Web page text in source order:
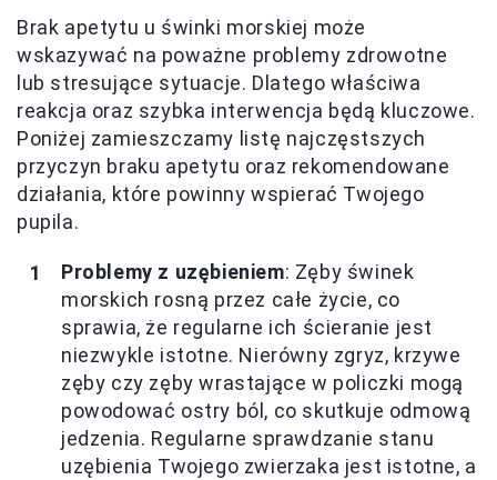
Brak apetytu u świnki morskiej może
wskazywać na poważne problemy zdrowotne
lub stresujące sytuacje. Dlatego właściwa
reakcja oraz szybka interwencja będą kluczowe.
Poniżej zamieszczamy listę najczęstszych
przyczyn braku apetytu oraz rekomendowane
działania, które powinny wspierać Twojego
pupila.
Problemy z uzębieniem: Zęby świnek
morskich rosną przez całe życie, co
sprawia, że regularne ich ścieranie jest
niezwykle istotne. Nierówny zgryz, krzywe
zęby czy zęby wrastające w policzki mogą
powodować ostry ból, co skutkuje odmową
jedzenia. Regularne sprawdzanie stanu
uzębienia Twojego zwierzaka jest istotne, a